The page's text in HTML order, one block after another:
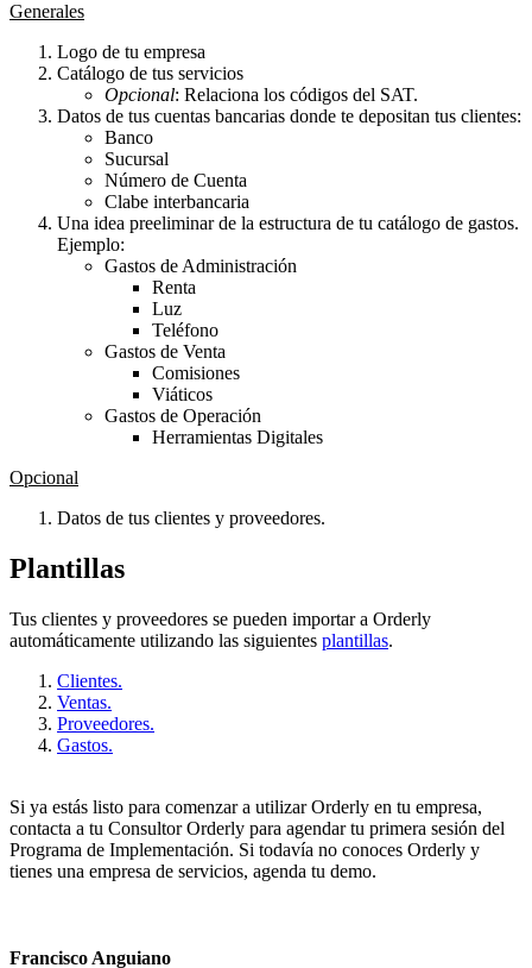
Generales
Logo de tu empresa
Catálogo de tus servicios
Opcional: Relaciona los códigos del SAT.
Datos de tus cuentas bancarias donde te depositan tus clientes:
Banco
Sucursal
Número de Cuenta
Clabe interbancaria
Una idea preeliminar de la estructura de tu catálogo de gastos.
Ejemplo:
Gastos de Administración
Renta
Luz
Teléfono
Gastos de Venta
Comisiones
Viáticos
Gastos de Operación
Herramientas Digitales
Opcional
Datos de tus clientes y proveedores.
Plantillas
Tus clientes y proveedores se pueden importar a Orderly
automáticamente utilizando las siguientes plantillas.
Clientes.
Ventas.
Proveedores.
Gastos.
Si ya estás listo para comenzar a utilizar Orderly en tu empresa,
contacta a tu Consultor Orderly para agendar tu primera sesión del
Programa de Implementación. Si todavía no conoces Orderly y
tienes una empresa de servicios, agenda tu demo.
Francisco Anguiano